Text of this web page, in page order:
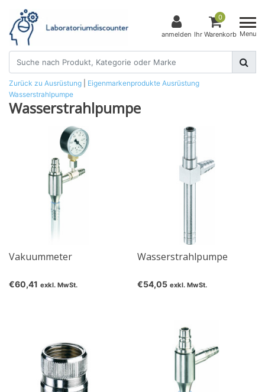
anmelden
0
Ihr Warenkorb Menu
Zurück zu Ausrüstung Eigenmarkenprodukte Ausrüstung
Wasserstrahlpumpe
Wasserstrahlpumpe
Vakuummeter
€60,41 exkl. MwSt.
Wasserstrahlpumpe
€54,05 exkl. MwSt.